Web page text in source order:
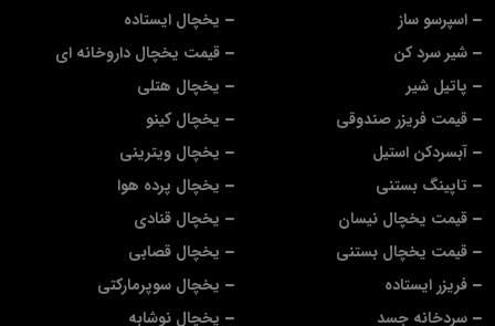
یخچال ایستاده
قیمت یخچال داروخانه ای
یخچال هتلی
یخچال کینو
یخچال ویترینی
یخچال پرده هوا
یخچال قنادی
یخچال قصابی
یخچال سوپرمارکتی
یخچال نوشابه
اسپرسو ساز
شیر سرد کن
پاتیل شیر
قیمت فریزر صندوقی
آبسردکن استیل
تاپینگ بستنی
قیمت یخچال نیسان
قیمت یخچال بستنی
فریزر ایستاده
سردخانه جسد